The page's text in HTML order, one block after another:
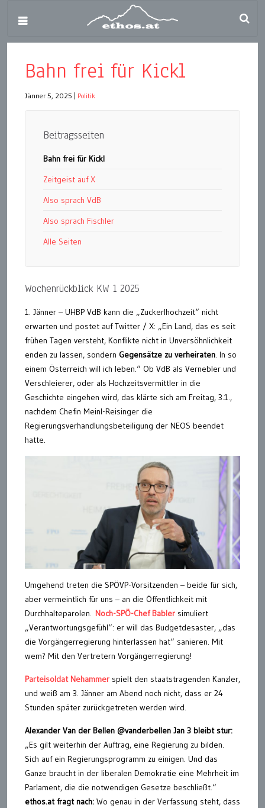
Bahn frei für Kickl
Jänner 5, 2025 Politik
Beitragsseiten
Bahn frei für Kickl
Zeitgeist auf X
Also sprach VdB
Also sprach Fischler
Alle Seiten
Wochenrückblick KW 1 2025
1. Jänner – UHBP VdB kann die „Zuckerlhochzeit“ nicht
erwarten und postet auf Twitter / X: „Ein Land, das es seit
frühen Tagen versteht, Konflikte nicht in Unversöhnlichkeit
enden zu lassen, sondern Gegensätze zu verheiraten. In so
einem Österreich will ich leben.“ Ob VdB als Vernebler und
Verschleierer, oder als Hochzeitsvermittler in die
Geschichte eingehen wird, das klärte sich am Freitag, 3.1.,
nachdem Chefin Meinl-Reisinger die
Regierungsverhandlungsbeteiligung der NEOS beendet
hatte.
Umgehend treten die SPÖVP-Vorsitzenden – beide für sich,
aber vermeintlich für uns – an die Öffentlichkeit mit
Durchhalteparolen. Noch-SPÖ-Chef Babler simuliert
„Verantwortungsgefühl“: er will das Budgetdesaster, „das
die Vorgängerregierung hinterlassen hat“ sanieren. Mit
wem? Mit den Vertretern Vorgängerregierung!
Parteisoldat Nehammer spielt den staatstragenden Kanzler,
und weiß am 3. Jänner am Abend noch nicht, dass er 24
Stunden später zurückgetreten werden wird.
Alexander Van der Bellen @vanderbellen Jan 3 bleibt stur:
„Es gilt weiterhin der Auftrag, eine Regierung zu bilden.
Sich auf ein Regierungsprogramm zu einigen. Und das
Ganze braucht in der liberalen Demokratie eine Mehrheit im
Parlament, die die notwendigen Gesetze beschließt.“
ethos.at fragt nach: Wo genau in der Verfassung steht, dass